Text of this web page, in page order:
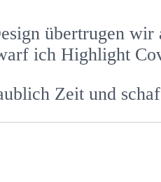
übertrugen
ich Highlight
Zeit und